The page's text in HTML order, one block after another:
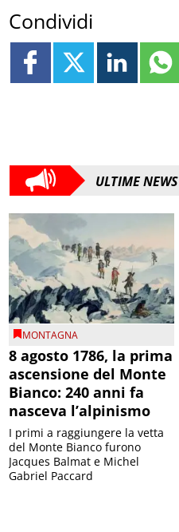
Condividi
ULTIME NEWS
MONTAGNA
8 agosto 1786, la prima
ascensione del Monte
Bianco: 240 anni fa
nasceva l’alpinismo
I primi a raggiungere la vetta
del Monte Bianco furono
Jacques Balmat e Michel
Gabriel Paccard